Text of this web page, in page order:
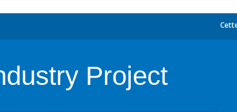
Project